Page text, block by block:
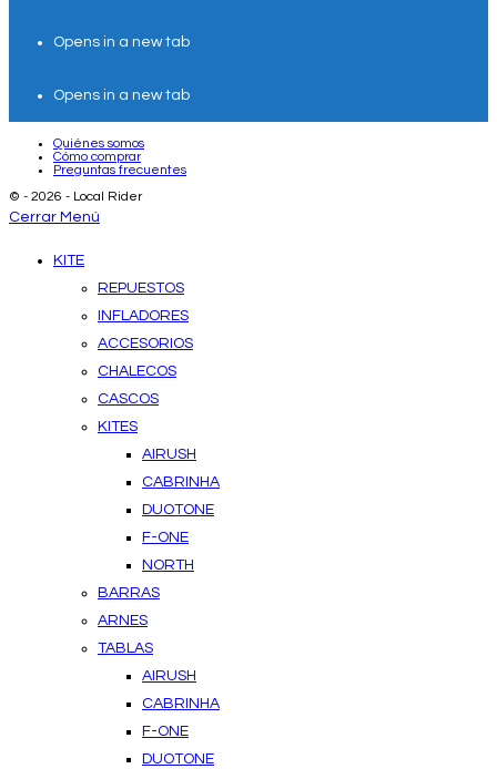
Opens in a new tab
Opens in a new tab
Quiénes somos
Cómo comprar
Preguntas frecuentes
© - 2026 - Local Rider
Cerrar Menú
KITE
REPUESTOS
INFLADORES
ACCESORIOS
CHALECOS
CASCOS
KITES
AIRUSH
CABRINHA
DUOTONE
F-ONE
NORTH
BARRAS
ARNES
TABLAS
AIRUSH
CABRINHA
F-ONE
DUOTONE